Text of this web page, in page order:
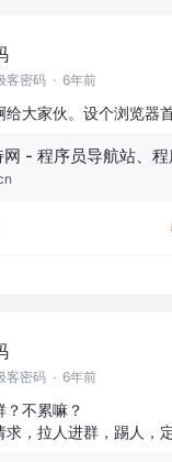
客密码 · 6年前
给大家伙。设个浏览器
网 - 程序员导航站、
客密码 · 6年前
？不累嘛？
求，拉人进群，踢人，